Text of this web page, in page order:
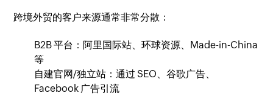
跨境外贸的客户来源通常非常分散：
B2B 平台：阿里国际站、环球资源、Made-in-China
等
自建官网/独立站：通过 SEO、谷歌广告、
Facebook 广告引流